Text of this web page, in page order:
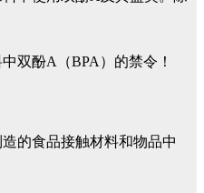
的食品接触材料和物品中